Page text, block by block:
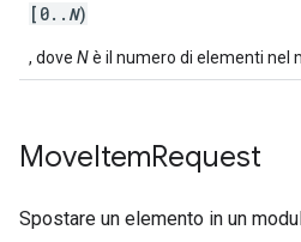
[0.. N)
, dove Nè il numero di elementi nel
MoveItemRequest
Spostare un elemento in un